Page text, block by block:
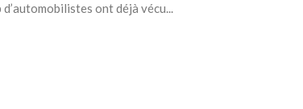
voyage… Beaucoup d’automobilistes ont déjà vécu...